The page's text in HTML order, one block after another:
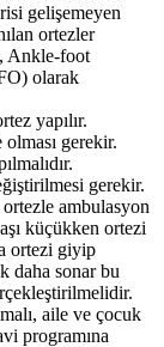
gelişemeyen
ortezler
Ankle-foot
olarak
yapılır.
gerekir.
gerekir.
ambulasyon
küçükken ortezi
ortezi giyip
daha sonar bu
aile ve çocuk
programına